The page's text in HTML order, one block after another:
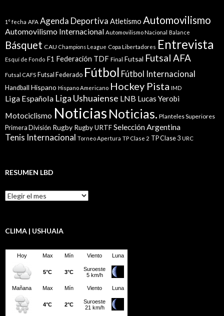
1° fecha AFA Agenda Deportiva Atletismo Automovilismo
Automovilismo Internacional Automovilismo Nacional Balance
Básquet CAU Champions League Copa Libertadores Entrevista
Esquí de Fondo F1 Federación TDF Final Futsal Futsal AFA
Futsal CAFS Futsal Federado Fútbol Fútbol Internacional
Handball Hispano Hispano Americano Hockey Pista IMD
Liga Española Liga Ushuaiense LNB Lucas Yerobi
Motociclismo Noticias Noticias. Planteles Superiores
Primera División Rugby Rugby URTFSelección Argentina
Tenis Internacional Torneo Apertura TP Clase 2 TP Clase 3 URC
RESUMEN LBD
Resumen
LBD
CLIMA | USHUAIA